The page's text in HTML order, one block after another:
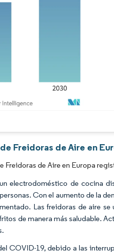
Freidoras de Aire en
Freidoras de Aire en Europa
electrodoméstico de cocina
Con el aumento de la
Las freidoras de aire
de manera más saludable.
COVID-19, debido a las